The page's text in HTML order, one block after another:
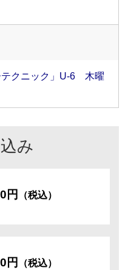
テクニック」U-6 木曜
み
円 （税込）
円 （税込）